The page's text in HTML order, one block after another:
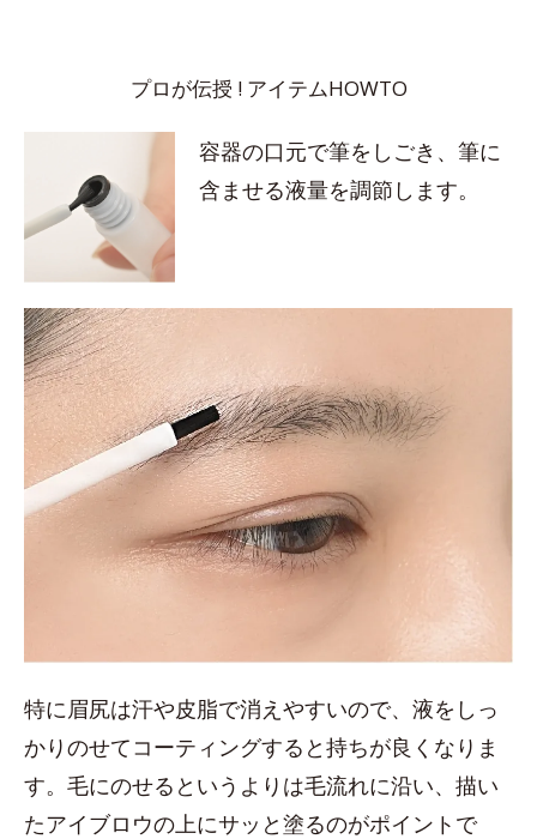
プロが伝授 ! アイテムHOWTO
容器の口元で筆をしごき、筆に
含ませる液量を調節します。
特に眉尻は汗や皮脂で消えやすいので、液をしっ
かりのせてコーティングすると持ちが良くなりま
す。毛にのせるというよりは毛流れに沿い、描い
たアイブロウの上にサッと塗るのがポイントで